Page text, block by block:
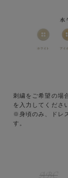
刺繍をご希望の場
を入力してくださ
※身頃のみ、ドレ
す。